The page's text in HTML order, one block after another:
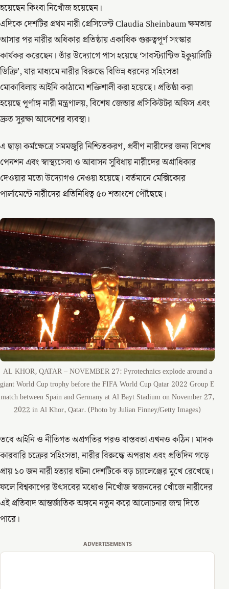
হয়েছেন কিংবা নিখোঁজ হয়েছেন।
এদিকে দেশটির প্রথম নারী প্রেসিডেন্ট Claudia Sheinbaum ক্ষমতায়
আসার পর নারীর অধিকার প্রতিষ্ঠায় একাধিক গুরুত্বপূর্ণ সংস্কার
কার্যকর করেছেন। তাঁর উদ্যোগে পাস হয়েছে ‘সাবস্ট্যান্টিভ ইকুয়ালিটি
ডিক্রি’, যার মাধ্যমে নারীর বিরুদ্ধে বিভিন্ন ধরনের সহিংসতা
মোকাবিলায় আইনি কাঠামো শক্তিশালী করা হয়েছে। প্রতিষ্ঠা করা
হয়েছে পূর্ণাঙ্গ নারী মন্ত্রণালয়, বিশেষ জেন্ডার প্রসিকিউটর অফিস এবং
দ্রুত সুরক্ষা আদেশের ব্যবস্থা।
এ ছাড়া কর্মক্ষেত্রে সমমজুরি নিশ্চিতকরণ, প্রবীণ নারীদের জন্য বিশেষ
পেনশন এবং স্বাস্থ্যসেবা ও আবাসন সুবিধায় নারীদের অগ্রাধিকার
দেওয়ার মতো উদ্যোগও নেওয়া হয়েছে। বর্তমানে মেক্সিকোর
পার্লামেন্টে নারীদের প্রতিনিধিত্ব ৫০ শতাংশে পৌঁছেছে।
AL KHOR, QATAR – NOVEMBER 27: Pyrotechnics explode around a
giant World Cup trophy before the FIFA World Cup Qatar 2022 Group E
match between Spain and Germany at Al Bayt Stadium on November 27,
2022 in Al Khor, Qatar. (Photo by Julian Finney/Getty Images)
তবে আইনি ও নীতিগত অগ্রগতির পরও বাস্তবতা এখনও কঠিন। মাদক
কারবারি চক্রের সহিংসতা, নারীর বিরুদ্ধে অপরাধ এবং প্রতিদিন গড়ে
প্রায় ১০ জন নারী হত্যার ঘটনা দেশটিকে বড় চ্যালেঞ্জের মুখে রেখেছে।
ফলে বিশ্বকাপের উৎসবের মধ্যেও নিখোঁজ স্বজনদের খোঁজে নারীদের
এই প্রতিবাদ আন্তর্জাতিক অঙ্গনে নতুন করে আলোচনার জন্ম দিতে
পারে।
ADVERTISEMENTS